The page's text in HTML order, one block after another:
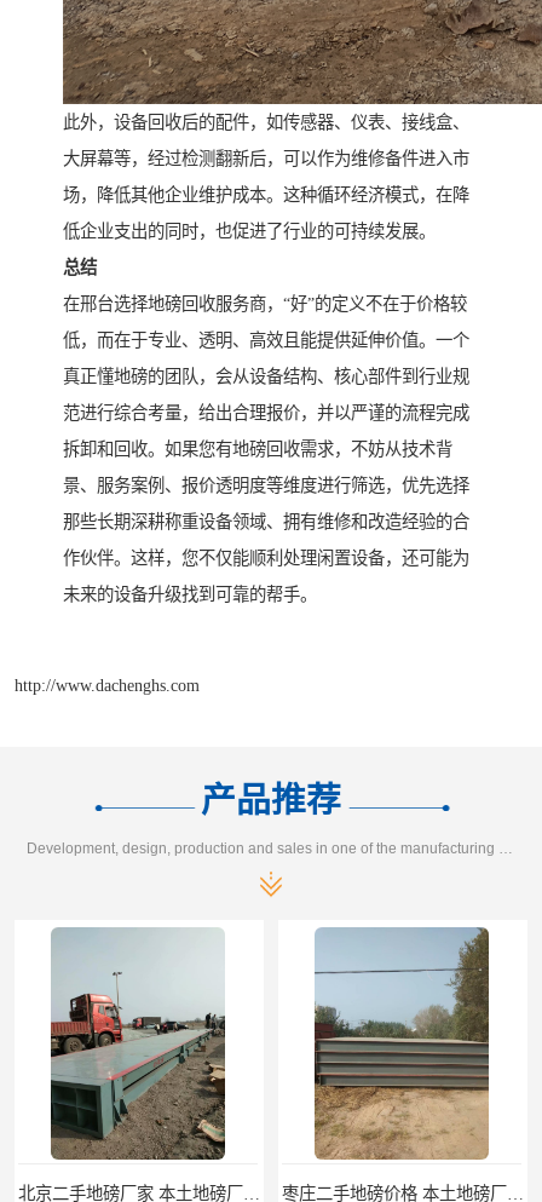
此外，设备回收后的配件，如传感器、仪表、接线盒、
大屏幕等，经过检测翻新后，可以作为维修备件进入市
场，降低其他企业维护成本。这种循环经济模式，在降
低企业支出的同时，也促进了行业的可持续发展。
总结
在邢台选择地磅回收服务商，“好”的定义不在于价格较
低，而在于专业、透明、高效且能提供延伸价值。一个
真正懂地磅的团队，会从设备结构、核心部件到行业规
范进行综合考量，给出合理报价，并以严谨的流程完成
拆卸和回收。如果您有地磅回收需求，不妨从技术背
景、服务案例、报价透明度等维度进行筛选，优先选择
那些长期深耕称重设备领域、拥有维修和改造经验的合
作伙伴。这样，您不仅能顺利处理闲置设备，还可能为
未来的设备升级找到可靠的帮手。
http://www.dachenghs.com
产品推荐
北京二手地磅厂家 本土地磅厂100秒报价 枣庄二手地磅价格 本土地磅厂100秒报价